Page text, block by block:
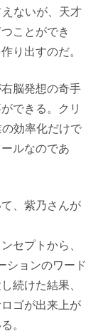
ないが、天才
ことができ
り出すのだ。
脳発想の奇手
できる。クリ
効率化だけで
ルなのであ
、紫乃さんが
セプトから、
ションのワード
続けた結果、
ゴが出来上が
。